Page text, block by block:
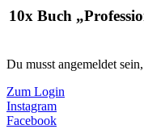
10x Buch
Du musst angemeldet
Zum Login
Instagram
Facebook